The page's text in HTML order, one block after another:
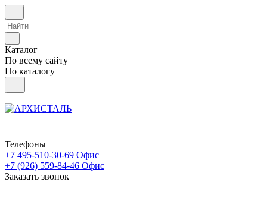
Каталог
По всему сайту
По каталогу
Телефоны
+7 495-510-30-69 Офис
+7 (926) 559-84-46 Офис
Заказать звонок